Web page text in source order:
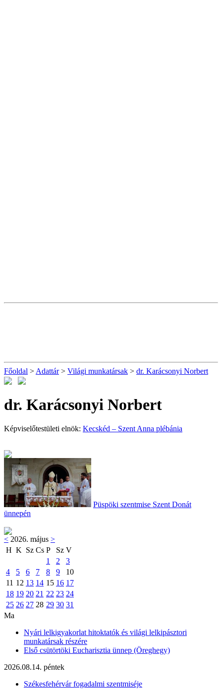
Főoldal > Adattár> Világi munkatársak > dr. Karácsonyi Norbert
dr. Karácsonyi Norbert
Képviselőtestületi elnök: Kecskéd – Szent Anna plébánia
Püspöki szentmise Szent Donát
ünnepén
< 2026. május >
H K Sz Cs P Sz V
1
2
3
4
5 6 7 8 9
10
11 12 13 14 15 16 17
18 19 20 21 22 23 24
25 26 27 28 29 30 31
Ma
Nyári lelkigyakorlat hitoktatók és világi lelkipásztori
munkatársak részére
Első csütörtöki Eucharisztia ünnep (Öreghegy)
2026.08.14. péntek
Székesfehérvár fogadalmi szentmiséje